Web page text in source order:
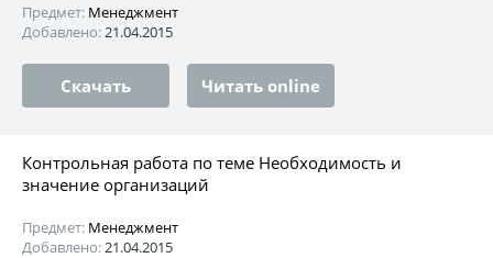
Предмет: Менеджмент
Добавлено:21.04.2015
Скачать Читать online
Контрольная работа по теме Необходимость и
значение организаций
Предмет: Менеджмент
Добавлено:21.04.2015